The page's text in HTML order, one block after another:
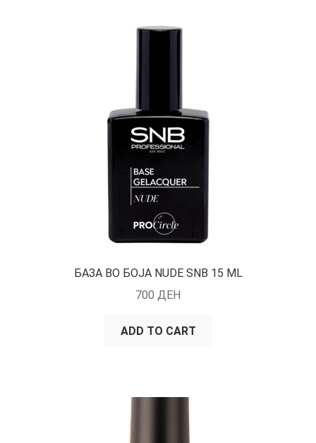
БАЗА ВО БОЈА NUDE SNB 15 ML
700 ДЕН
ADD TO CART